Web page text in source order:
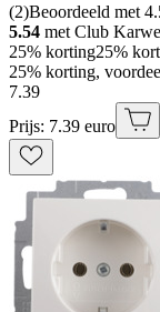
(2)Beoordeeld met
5.54 met Club
25% korting25%
25% korting,
7.39
Prijs: 7.39 euro